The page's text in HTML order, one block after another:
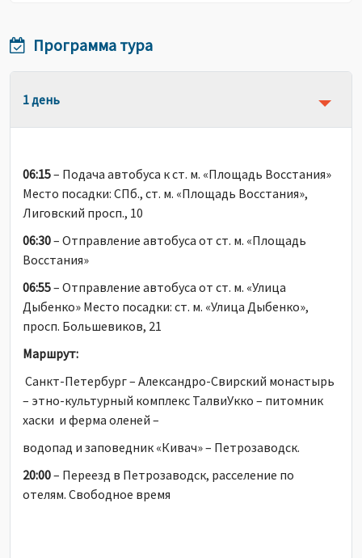
Программа тура
1 день
06:15– Подача автобуса к ст. м. «Площадь Восстания»
Место посадки: СПб., ст. м. «Площадь Восстания»,
Лиговский просп., 10
06:30– Отправление автобуса от ст. м. «Площадь
Восстания»
06:55– Отправление автобуса от ст. м. «Улица
Дыбенко» Место посадки: ст. м. «Улица Дыбенко»,
просп. Большевиков, 21
Маршрут:
Санкт-Петербург – Александро-Свирский монастырь
– этно-культурный комплекс ТалвиУкко – питомник
хаски и ферма оленей –
водопад и заповедник «Кивач» – Петрозаводск.
20:00– Переезд в Петрозаводск, расселение по
отелям. Свободное время